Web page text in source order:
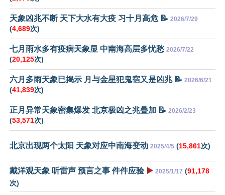
天象凶兆不断 天下大水有大疫 习十月高危 📝 2026/7/29
(4,689次)
七月雨水多有疫病天象显 中南海高层多忧愁 2026/7/22
(20,125次)
六月多雨天象已揭示 月与金星犯鬼宿又是凶兆 📝 2026/6/21
(41,839次)
正月异常天象密集爆发 北京极凶之兆曡加 📝 2026/2/23
(53,571次)
北京出现两个太阳 天象对应中南海变动 2025/4/5 (15,861次)
戴洋观天象 听雷声 预言之事 件件应验 ▶️ 2025/1/17 (91,178
次)